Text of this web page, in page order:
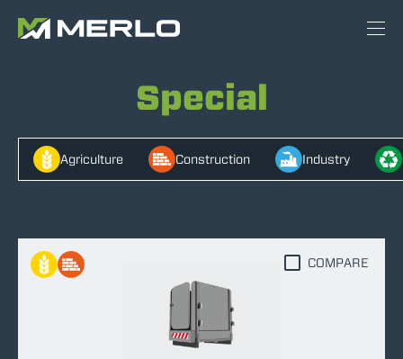
Special
Agriculture Construction Industry
COMPARE